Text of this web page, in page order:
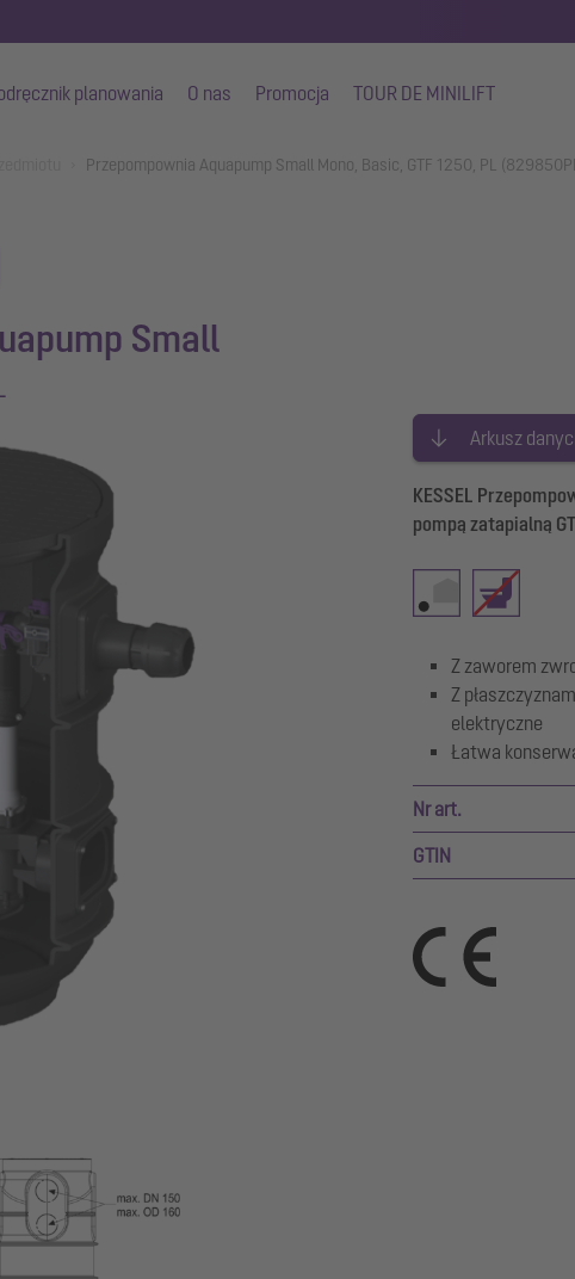
planowania O nas Promocja TOUR DE MINILIFT
Przepompownia Aquapump Small Mono, Basic, GTF 1250, PL
Small
Arkusz
KESSEL
pompą zatapialną
Z zaworem
Z
elektryczne
Łatwa
Nr art.
GTIN